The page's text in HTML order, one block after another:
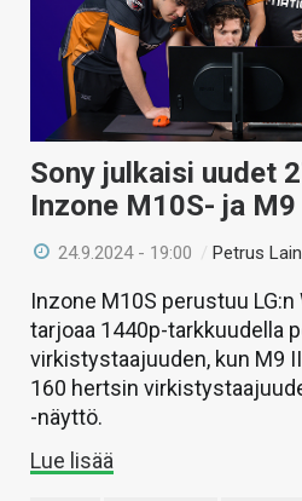
KAUPPA
VAIHDA TEEMA
HAKU
Sony julkaisi uudet
Inzone M10S- ja
24.9.2024 - 19:00 /Petrus
Inzone M10S perustuu LG:n
tarjoaa 1440p-tarkkuudella
virkistystaajuuden, kun M9
160 hertsin
-näyttö.
Lue lisää